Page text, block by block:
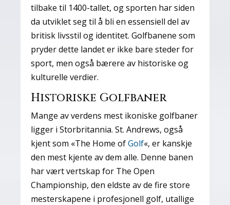
tilbake til 1400-tallet, og sporten har siden
da utviklet seg til å bli en essensiell del av
britisk livsstil og identitet. Golfbanene som
pryder dette landet er ikke bare steder for
sport, men også bærere av historiske og
kulturelle verdier.
Historiske Golfbaner
Mange av verdens mest ikoniske golfbaner
ligger i Storbritannia. St. Andrews, også
kjent som «The Home ofGolf«, er kanskje
den mest kjente av dem alle. Denne banen
har vært vertskap for The Open
Championship, den eldste av de fire store
mesterskapene i profesjonell golf, utallige